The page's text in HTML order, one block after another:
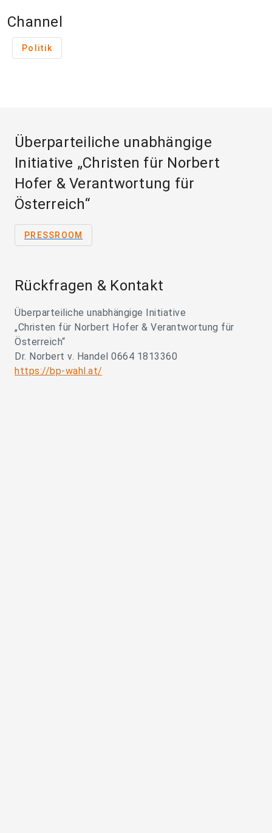
Channel
Politik
Überparteiliche unabhängige
Initiative „Christen für Norbert
Hofer & Verantwortung für
Österreich“
PRESSROOM
Rückfragen & Kontakt
Überparteiliche unabhängige Initiative
„Christen für Norbert Hofer & Verantwortung für
Österreich“
Dr. Norbert v. Handel 0664 1813360
https://bp-wahl.at/